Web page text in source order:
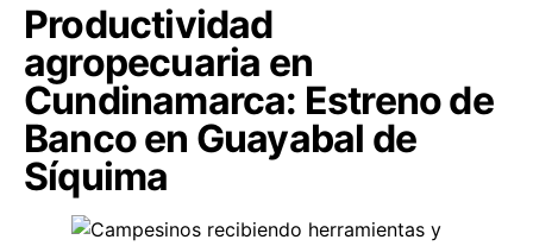
Productividad
agropecuaria en
Cundinamarca: Estreno de
Banco en Guayabal de
Síquima